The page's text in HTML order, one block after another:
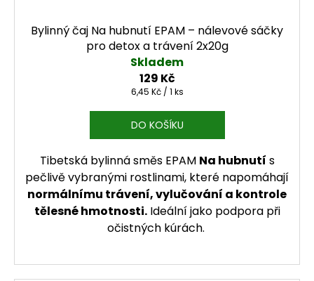
Bylinný čaj Na hubnutí EPAM – nálevové sáčky
pro detox a trávení 2x20g
Skladem
129 Kč
Měrná cena:
6,45 Kč / 1 ks
DO KOŠÍKU
Tibetská bylinná směs EPAM Na hubnutí s
pečlivě vybranými rostlinami, které napomáhají
normálnímu trávení, vylučování a kontrole
tělesné hmotnosti.Ideální jako podpora při
očistných kúrách.